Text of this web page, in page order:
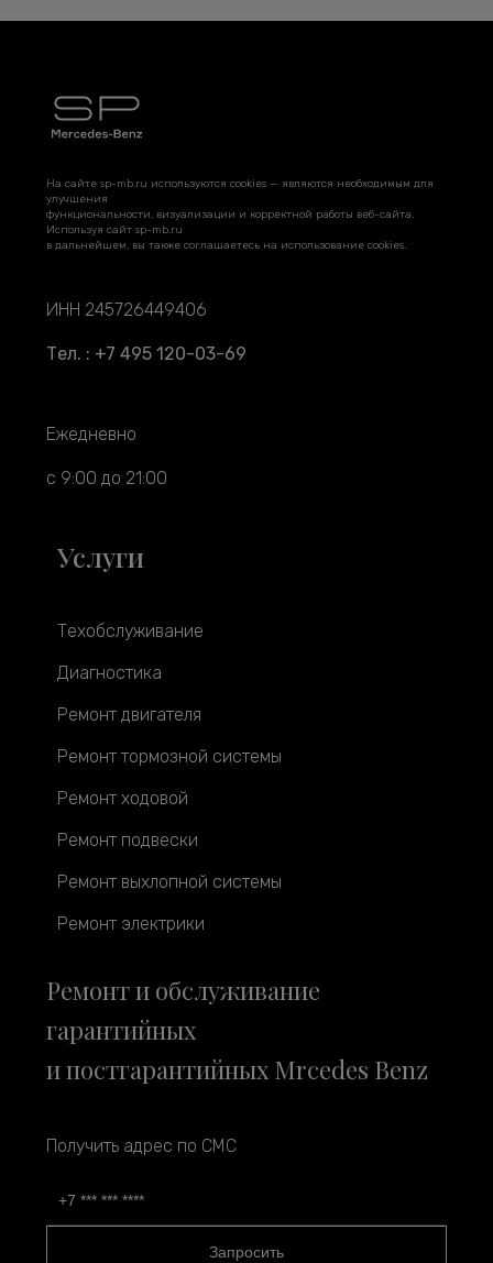
На сайте sp-mb.ru используются cookies — являются необходимым для
улучшения
функциональности, визуализации и корректной работы веб-сайта.
Используя сайт sp-mb.ru
в дальнейшем, вы также соглашаетесь на использование cookies.
ИНН 245726449406
Тел. : +7 495 120-03-69
Ежедневно
с 9:00 до 21:00
Услуги
Техобслуживание
Диагностика
Ремонт двигателя
Ремонт тормозной системы
Ремонт ходовой
Ремонт подвески
Ремонт выхлопной системы
Ремонт электрики
Ремонт и обслуживание
гарантийных
и постгарантийных Mrcedes Benz
Получить адрес по СМС
Запросить